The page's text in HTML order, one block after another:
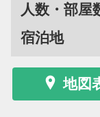
人数・部屋
宿泊地
地図